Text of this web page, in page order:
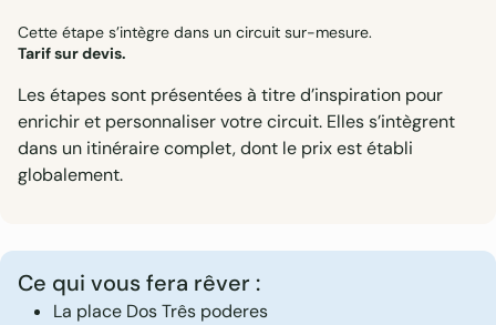
Cette étape s’intègre dans un circuit sur-mesure.
Tarif sur devis.
Les étapes sont présentées à titre d’inspiration pour
enrichir et personnaliser votre circuit. Elles s’intègrent
dans un itinéraire complet, dont le prix est établi
globalement.
Ce qui vous fera rêver :
La place Dos Três poderes